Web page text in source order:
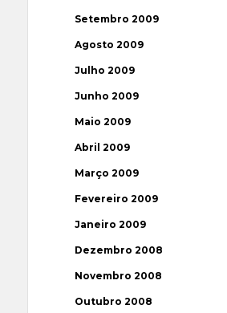
Setembro 2009
Agosto 2009
Julho 2009
Junho 2009
Maio 2009
Abril 2009
Março 2009
Fevereiro 2009
Janeiro 2009
Dezembro 2008
Novembro 2008
Outubro 2008